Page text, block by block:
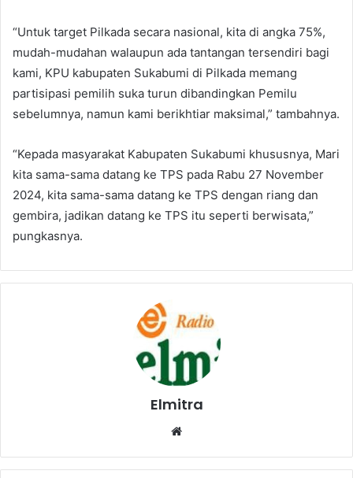
“Untuk target Pilkada secara nasional, kita di angka 75%,
mudah-mudahan walaupun ada tantangan tersendiri bagi
kami, KPU kabupaten Sukabumi di Pilkada memang
partisipasi pemilih suka turun dibandingkan Pemilu
sebelumnya, namun kami berikhtiar maksimal,” tambahnya.
“Kepada masyarakat Kabupaten Sukabumi khususnya, Mari
kita sama-sama datang ke TPS pada Rabu 27 November
2024, kita sama-sama datang ke TPS dengan riang dan
gembira, jadikan datang ke TPS itu seperti berwisata,”
pungkasnya.
Elmitra
Website